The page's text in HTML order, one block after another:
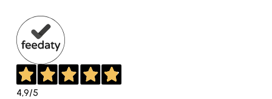
4,9/5